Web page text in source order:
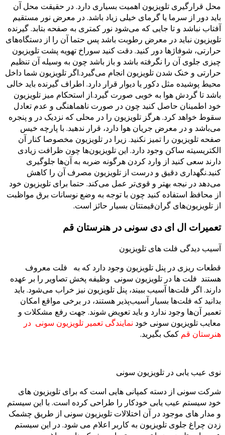
محل قرارگیری تلویزیون اهمیت بسیاری دارد. در حقیقت محل آن
باید دور از سرما یا گرمای خیلی زیاد باشد. در معرض نور مستقیم
آفتاب نباشد و تا جایی که می‌شود نور کمتری به صفحه بتابد. گیرنده
تلویزیون نباید در معرض رطوبت باشد پس حتما آن را از دستگاه‌های
حرارتی، شوفاژها دور کنید. دقت کنید سوراخ تهویه پشت تلویزیون
چیزی جلوی آن را نگرفته باشد و باز باشد چون به وسیله آن تنظیم
حرارتی و خنک شدن تلویزیون انجام می‌گیرد.اگر تلویزیون شما داخل
محیط پوشیده مثل دکور یا دیوار قرار دارد. اطراف گیرنده باید خالی
باشد تا گردش هوا به خوبی صورت گیرد.از استحکام میز تلویزیون
خود اطمینان حاصل کنید چون در صورت ناهماهنگی و عدم تعادل
سقوط خواهد کرد. هرگز تلویزیون را در محلی که نزدیک در و پنجره
می‌باشد و در معرض جریان هوا دارد، قرار ندهید. با پارچه خیس
صفحه تلویزیون را تمیز نکنید. زیرا در تلویزیون مخصوصا کنار آن
الکتریسیته ساکن وجود دارد. این تلویزیون‌ها چون ظرافت زیادی
دارند سعی کنید از وارد کردن هرگونه ضربه به آن‌ها جلوگیری
کنید.نگهداری دقیق و درست از تلویزیون مصرف آن را کاهش
می‌دهد در نیجه بهتر و قوی‌تر عمل می‌کند. حتما برای تلویزیون خود
از محافظ استفاده کنید چون با توجه به وضع نوسانات برق مواظبت
از تلویزیون‌های گران‌قیمتتان بسیار حائز است.
تعمیرات ال ای دی سونی در هنرستان قم
آسیب دیدگی فلت های تلویزیون
قطعات ریزی در پنل تلویزیون وجود دارد که به فلت‌ معروف
هستند فلت ها در تلویزیون سونی وظیفه پخش تصاویر را بر عهده
دارند. اگر فلت‌ها آسیب ببیند، پنل تلویزیون نیز خراب می‌شود. باید
بدانید که فلت‌ها بسیار آسیب‌پذیر هستند، در برخی مواقع امکان
تعمیر آن‌ها وجود ندارد و باید تعویض شوند. جهت رفع مشکلات و
معایب تلویزیون سونی خود نمایندگی تعمیر تلویزیون سونی در
هنرستان قم کمک بگیرید.
نوی عیب یابی در تلویزیون سونی
شرکت سونی از دسته کمپانی هایی است که برای تلویزیون های
خود سیستم عیب یابی خودکار را طراحی کرده است. با این سیستم
و مدار های موجود در آن اختلالات تلویزیون سونی از طریق چشمک
زدن چراغ جلوی تلویزیون به کاربر اعلام می شود. در این سیستم